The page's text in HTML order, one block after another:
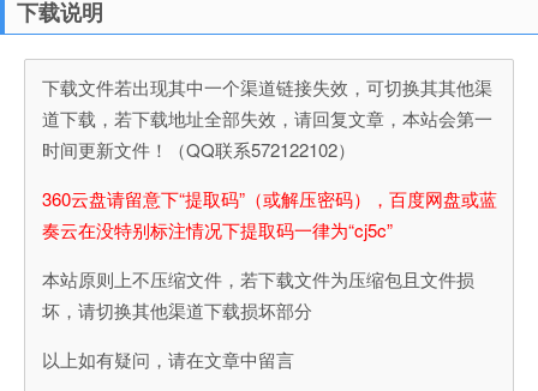
下载说明
下载文件若出现其中一个渠道链接失效，可切换其其他渠
道下载，若下载地址全部失效，请回复文章，本站会第一
时间更新文件！（QQ联系572122102）
360云盘请留意下“提取码”（或解压密码），百度网盘或蓝
奏云在没特别标注情况下提取码一律为“cj5c”
本站原则上不压缩文件，若下载文件为压缩包且文件损
坏，请切换其他渠道下载损坏部分
以上如有疑问，请在文章中留言